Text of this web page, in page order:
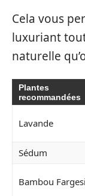
Cela vous
luxuriant
naturelle
Plantes
recommandées
Lavande
Sédum
Bambou